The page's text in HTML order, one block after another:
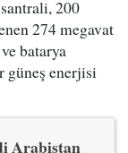
200
274 megavat
batarya
güneş enerjisi
Arabistan